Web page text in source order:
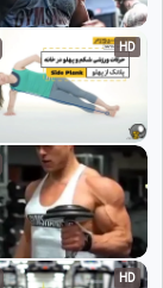
HD
HD